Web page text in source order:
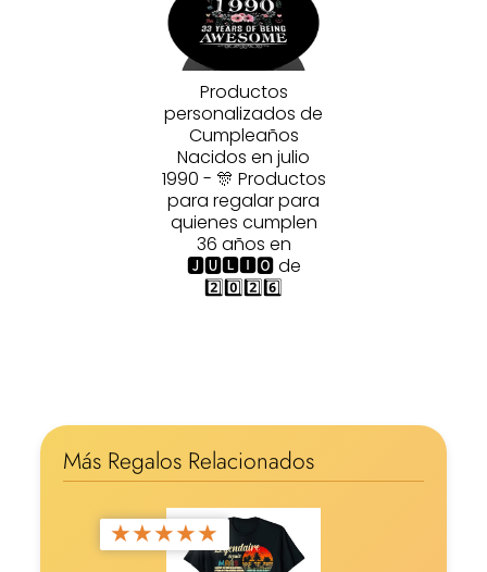
Productos
personalizados de
Cumpleaños
Nacidos en julio
1990 - 🎊 Productos
para regalar para
quienes cumplen
36 años en
🅹🆄🅻🅸🅾 de
2️⃣0️⃣2️⃣6️⃣
Más Regalos Relacionados
★★★★★